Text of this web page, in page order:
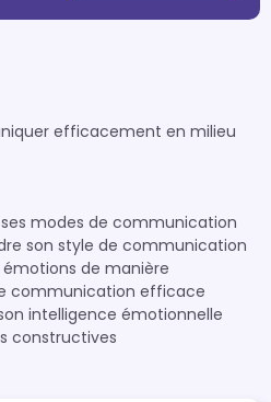
efficacement en milieu
ses modes de communication
son style de communication
de manière
communication efficace
intelligence émotionnelle
constructives